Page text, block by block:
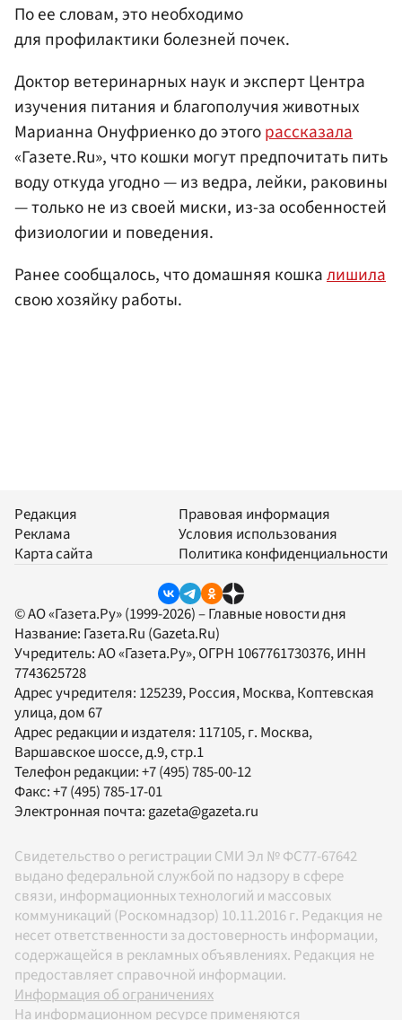
По ее словам, это необходимо
для профилактики болезней почек.
Доктор ветеринарных наук и эксперт Центра
изучения питания и благополучия животных
Марианна Онуфриенко до этогорассказала
«Газете.Ru», что кошки могут предпочитать пить
воду откуда угодно — из ведра, лейки, раковины
— только не из своей миски, из-за особенностей
физиологии и поведения.
Ранее сообщалось, что домашняя кошкалишила
свою хозяйку работы.
Редакция
Реклама
Карта сайта
Правовая информация
Условия использования
Политика конфиденциальности
© АО «Газета.Ру» (1999-2026) – Главные новости дня
Название: Газета.Ru (Gazeta.Ru)
Учредитель:АО «Газета.Ру», ОГРН 1067761730376, ИНН
7743625728
Адрес учредителя: 125239, Россия, Москва, Коптевская
улица, дом 67
Адрес редакции и издателя: 117105, г. Москва,
Варшавское шоссе, д.9, стр.1
Телефон редакции:+7 (495) 785-00-12
Факс:+7 (495) 785-17-01
Электронная почта: gazeta@gazeta.ru
Свидетельство о регистрации СМИ Эл № ФС77-67642
выдано федеральной службой по надзору в сфере
связи, информационных технологий и массовых
коммуникаций (Роскомнадзор) 10.11.2016 г. Редакция не
несет ответственности за достоверность информации,
содержащейся в рекламных объявлениях. Редакция не
предоставляет справочной информации.
Информация об ограничениях
На информационном ресурсе применяются